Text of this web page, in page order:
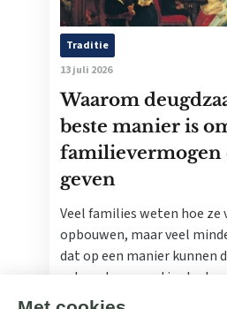
Traditie
13 juli 2026
Waarom
beste manier is
familievermogen
geven
Veel families weten hoe
opbouwen, maar veel
dat op een manier kunnen
volgende generatie sterker
Lees meer